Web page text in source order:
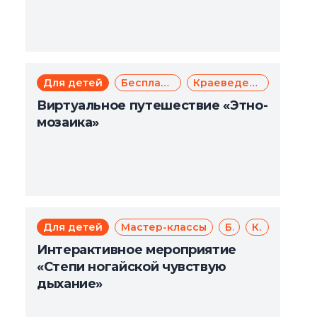
Для детей Бесплатно Краеведение
Виртуальное путешествие «Этно-
мозаика»
Для детей Мастер-классы Бесплатно Краеведение
Интерактивное мероприятие
«Степи ногайской чувствую
дыхание»